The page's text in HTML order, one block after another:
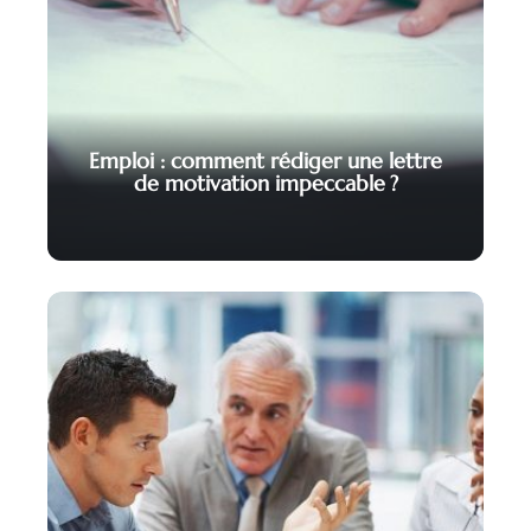
Emploi : comment rédiger une lettre
de motivation impeccable ?